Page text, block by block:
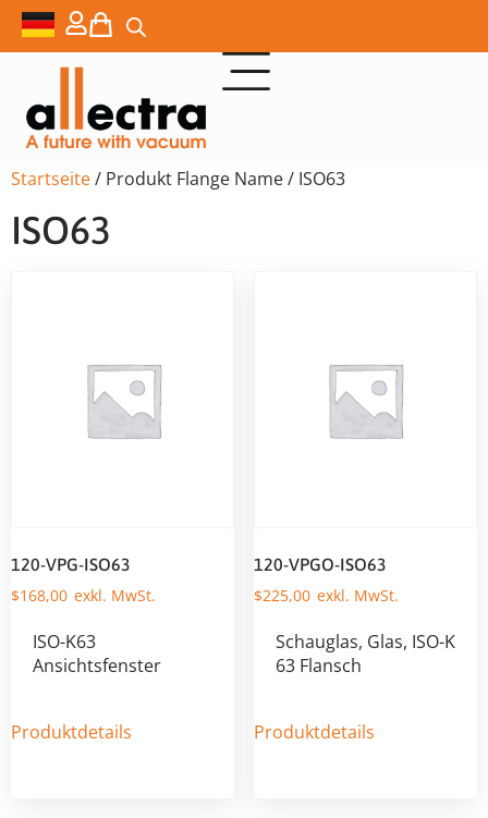
Startseite/ Produkt Flange Name / ISO63
ISO63
120-VPG-ISO63
$168,00
ISO-K63
Ansichtsfenster
Produktdetails
120-VPGO-ISO63
$225,00
Schauglas, Glas, ISO-K
63 Flansch
Produktdetails